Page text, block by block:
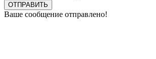
ОТПРАВИТЬ
Ваше сообщение отправлено!